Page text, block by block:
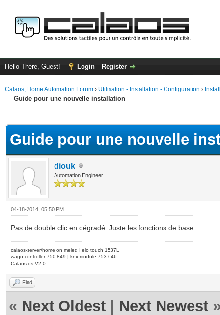
Hello There, Guest! Login Register
Calaos, Home Automation Forum › Utilisation - Installation - Configuration ›
Guide pour une nouvelle installation
Guide pour une nouvelle
diouk
Automation Engineer
04-18-2014, 05:50 PM
Pas de double clic en dégradé. Juste les fonctions de base...
calaos-server/home on meleg | elo touch 1537L
wago controller 750-849 | knx module 753-646
Calaos-os V2.0
Find
« Next Oldest Next Newest